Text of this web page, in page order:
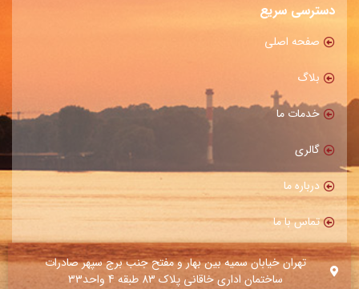
دسترسی سریع
صفحه اصلی
بلاگ
خدمات ما
گالری
درباره ما
تماس با ما
تهران خیابان سمیه بین بهار و مفتح جنب برج سپهر صادرات
ساختمان اداری خاقانی پلاک 83 طبقه 4 واحد33